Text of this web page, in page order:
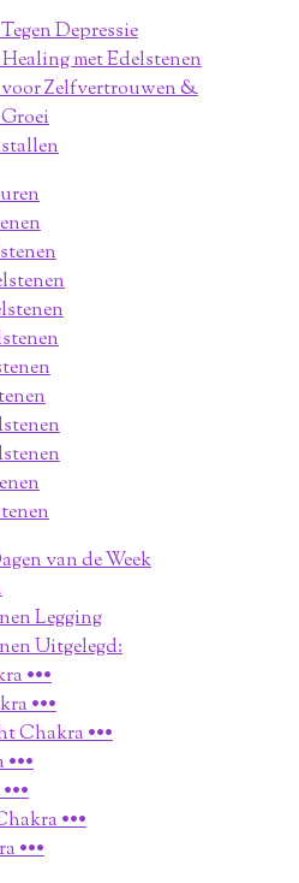
Depressie
met Edelstenen
Zelfvertrouwen &
van de Week
Legging
Uitgelegd:
•••
•••
Chakra •••
•••
•••